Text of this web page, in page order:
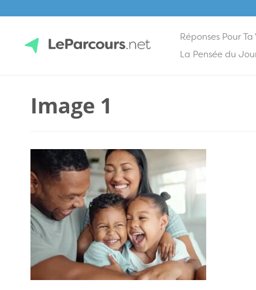
Réponses Pour Ta
La Pensée du
Image 1